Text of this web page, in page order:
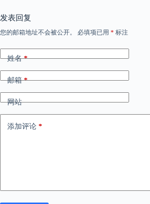
发表回复
您的邮箱地址不会被公开。 必填项已用 * 标注
姓名*
邮箱*
网站
添加评论 *